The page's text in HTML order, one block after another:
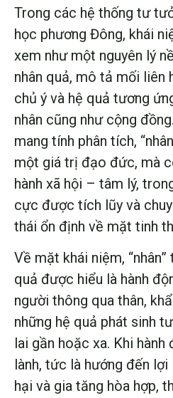
Trong các hệ thống tư
học phương Đông, khái
xem như một nguyên lý
nhân quả, mô tả mối liên
chủ ý và hệ quả tương
nhân cũng như cộng
mang tính phân tích,
một giá trị đạo đức, mà
hành xã hội – tâm lý,
cực được tích lũy và
thái ổn định về mặt tinh
Về mặt khái niệm,
quả được hiểu là hành
người thông qua thân,
những hệ quả phát sinh
lai gần hoặc xa. Khi
lành, tức là hướng đến
hại và gia tăng hòa hợp,